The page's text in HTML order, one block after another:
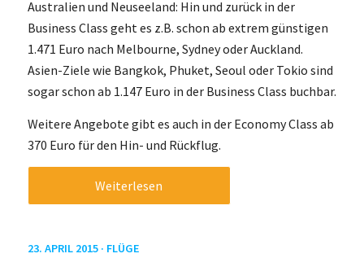
Australien und Neuseeland: Hin und zurück in der
Business Class geht es z.B. schon ab extrem günstigen
1.471 Euro nach Melbourne, Sydney oder Auckland.
Asien-Ziele wie Bangkok, Phuket, Seoul oder Tokio sind
sogar schon ab 1.147 Euro in der Business Class buchbar.
Weitere Angebote gibt es auch in der Economy Class ab
370 Euro für den Hin- und Rückflug.
Weiterlesen
23. APRIL 2015 · FLÜGE